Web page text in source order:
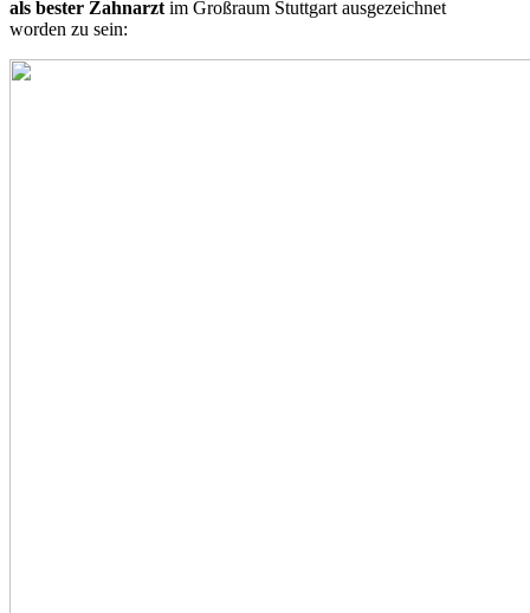
als bester Zahnarzt im Großraum Stuttgart ausgezeichnet
worden zu sein: